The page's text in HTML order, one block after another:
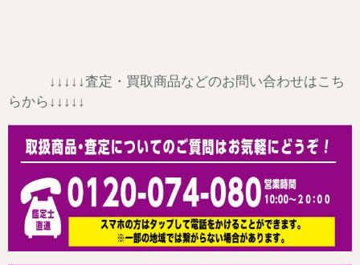
↓↓↓↓↓査定・買取商品などのお問い合わせはこち
らから↓↓↓↓↓